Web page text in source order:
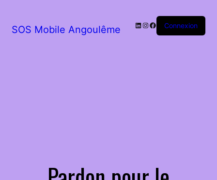
SOS Mobile Angoulême LinkedIn
Instagram
Facebook
Connexion